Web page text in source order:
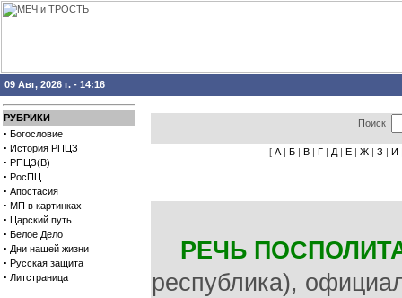
09 Авг, 2026 г. - 14:16
РУБРИКИ
· Богословие
· История РПЦЗ
· РПЦЗ(В)
· РосПЦ
· Апостасия
· МП в картинках
· Царский путь
· Белое Дело
· Дни нашей жизни
· Русская защита
· Литстраница
Поиск
[ А | Б | В | Г | Д | Е | Ж | З | И
РЕЧЬ
республика),